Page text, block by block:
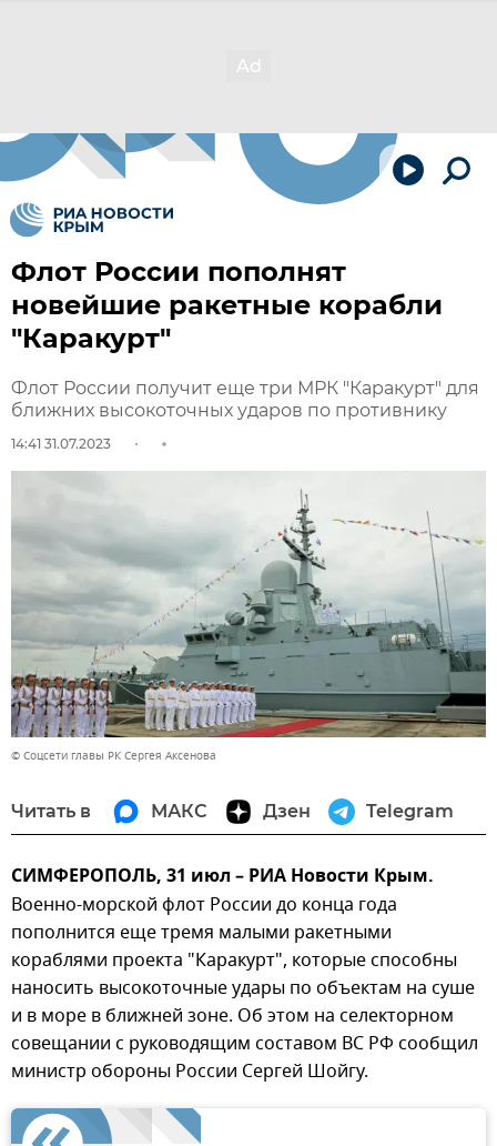
Флот России пополнят
новейшие ракетные корабли
"Каракурт"
Флот России получит еще три МРК "Каракурт" для
ближних высокоточных ударов по противнику
14:41 31.07.2023
© Соцсети главы РК Сергея Аксенова
Читать в МАКС Дзен Telegram
СИМФЕРОПОЛЬ, 31 июл – РИА Новости Крым.
Военно-морской флот России до конца года
пополнится еще тремя малыми ракетными
кораблями проекта "Каракурт", которые способны
наносить высокоточные удары по объектам на суше
и в море в ближней зоне. Об этом на селекторном
совещании с руководящим составом ВС РФ сообщил
министр обороны России Сергей Шойгу.